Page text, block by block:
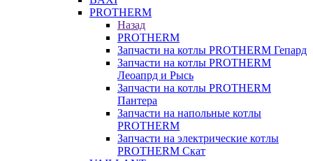
PROTHERM
Назад
PROTHERM
Запчасти на котлы PROTHERM Гепард
Запчасти на котлы PROTHERM
Леоапрд и Рысь
Запчасти на котлы PROTHERM
Пантера
Запчасти на напольные котлы
PROTHERM
Запчасти на электрические котлы
PROTHERM Скат